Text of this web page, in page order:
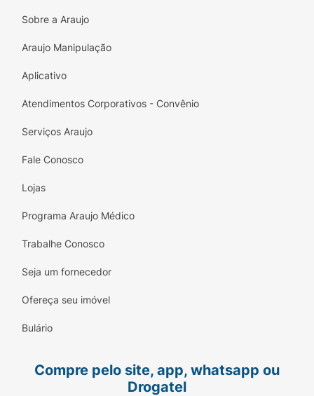
Sobre a Araujo
Araujo Manipulação
Aplicativo
Atendimentos Corporativos - Convênio
Serviços Araujo
Fale Conosco
Lojas
Programa Araujo Médico
Trabalhe Conosco
Seja um fornecedor
Ofereça seu imóvel
Bulário
Compre pelo site, app, whatsapp ou
Drogatel